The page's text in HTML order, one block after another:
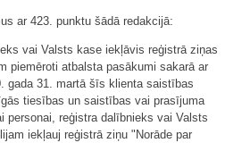
ar 423. punktu šādā redakcijā:
vai Valsts kase iekļāvis reģistrā ziņas
piemēroti atbalsta pasākumi sakarā ar
gada 31. martā šīs klienta saistības
tiesības un saistības vai prasījuma
personai, reģistra dalībnieks vai Valsts
iekļauj reģistrā ziņu "Norāde par